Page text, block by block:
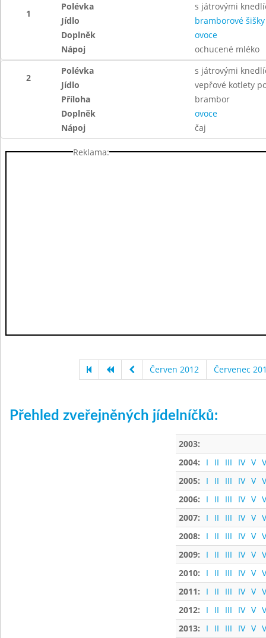
1
Polévka
s játrovými
Jídlo
bramborové
Doplněk
ovoce
Nápoj
ochucené mléko
2
Polévka
s játrovými
Jídlo
vepřové kotlety
Příloha
brambor
Doplněk
ovoce
Nápoj
čaj
Reklama:
Červen 2012 Červenec
Přehled zveřejněných jídelníčků:
2003:
2004:
I II III IV V
2005:
I II III IV V
2006:
I II III IV V
2007:
I II III IV V
2008:
I II III IV V
2009:
I II III IV V
2010:
I II III IV V
2011:
I II III IV V
2012:
I II III IV V
2013:
I II III IV V